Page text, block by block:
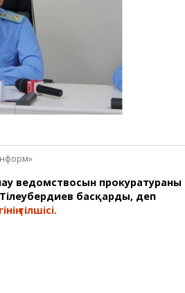
аялдамалары
жағдайлар
каталогы
сатып
ведомствосын прокуратураның
басқарды, деп
тілшісі.